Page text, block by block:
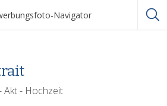
Akt - Hochzeit